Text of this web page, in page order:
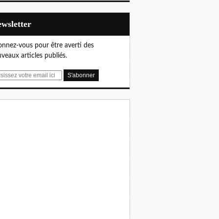
vous pour être averti des
articles publiés.